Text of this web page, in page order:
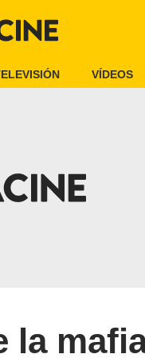
VÍDEOS
la